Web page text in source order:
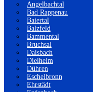
Angelbachtal
Bad Rappenau
Baiertal
Balzfeld
Bammental
Bruchsal
Daisbach
Dielheim
Dühren
Eschelbronn
Ehrstädt